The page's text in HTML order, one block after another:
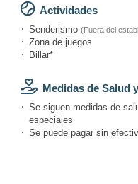
Actividades
Senderismo (Fuera del
Zona de juegos
Billar*
Medidas de Salud
Se siguen medidas de
especiales
Se puede pagar sin